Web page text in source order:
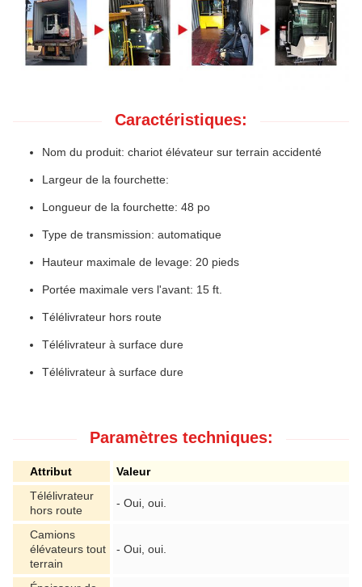
Caractéristiques:
Nom du produit: chariot élévateur sur terrain accidenté
Largeur de la fourchette:
Longueur de la fourchette: 48 po
Type de transmission: automatique
Hauteur maximale de levage: 20 pieds
Portée maximale vers l'avant: 15 ft.
Télélivrateur hors route
Télélivrateur à surface dure
Télélivrateur à surface dure
Paramètres techniques:
Attribut
Valeur
Télélivrateur
hors route
- Oui, oui.
Camions
élévateurs tout
terrain
- Oui, oui.